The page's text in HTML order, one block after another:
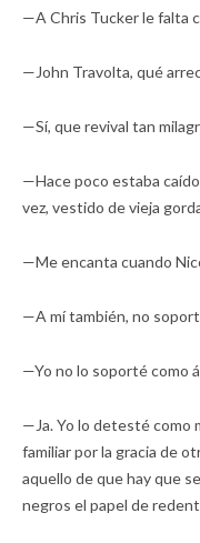
—A Chris Tucker le falta
—John Travolta, qué
—Sí, que revival tan
—Hace poco estaba
vez, vestido de vieja
—Me encanta cuando
—A mí también, no
—Yo no lo soporté como
—Ja. Yo lo detesté como
familiar por la gracia de
aquello de que hay que
negros el papel de